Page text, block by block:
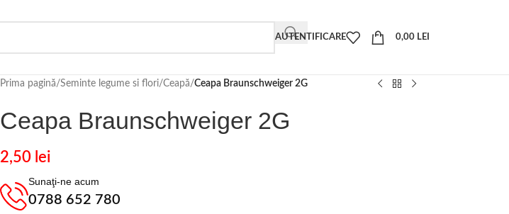
AUTENTIFICARE 0,00 LEI
Prima pagină/Seminte legume si flori/Ceapă/Ceapa Braunschweiger 2G
Ceapa Braunschweiger 2G
2,50 lei
Sunaţi-ne acum
0788 652 780